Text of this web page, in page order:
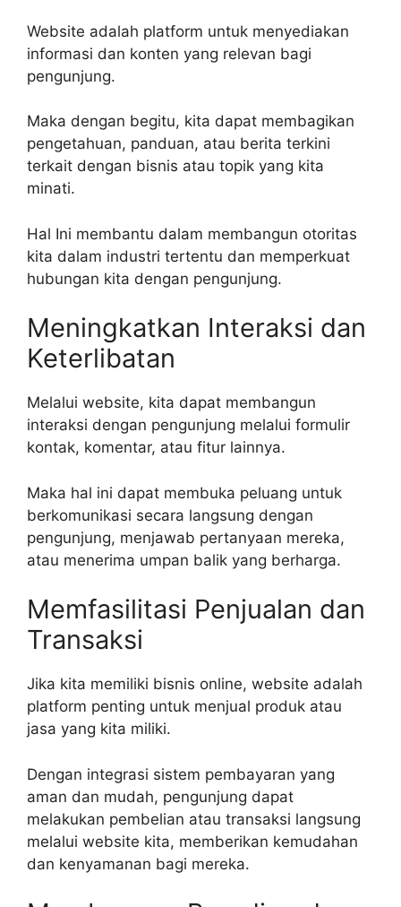
Website adalah platform untuk menyediakan
informasi dan konten yang relevan bagi
pengunjung.
Maka dengan begitu, kita dapat membagikan
pengetahuan, panduan, atau berita terkini
terkait dengan bisnis atau topik yang kita
minati.
Hal Ini membantu dalam membangun otoritas
kita dalam industri tertentu dan memperkuat
hubungan kita dengan pengunjung.
Meningkatkan Interaksi dan
Keterlibatan
Melalui website, kita dapat membangun
interaksi dengan pengunjung melalui formulir
kontak, komentar, atau fitur lainnya.
Maka hal ini dapat membuka peluang untuk
berkomunikasi secara langsung dengan
pengunjung, menjawab pertanyaan mereka,
atau menerima umpan balik yang berharga.
Memfasilitasi Penjualan dan
Transaksi
Jika kita memiliki bisnis online, website adalah
platform penting untuk menjual produk atau
jasa yang kita miliki.
Dengan integrasi sistem pembayaran yang
aman dan mudah, pengunjung dapat
melakukan pembelian atau transaksi langsung
melalui website kita, memberikan kemudahan
dan kenyamanan bagi mereka.